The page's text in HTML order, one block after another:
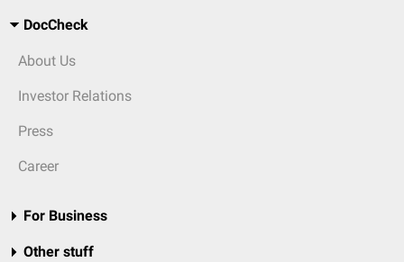
DocCheck
About Us
Investor Relations
Press
Career
For Business
Other stuff